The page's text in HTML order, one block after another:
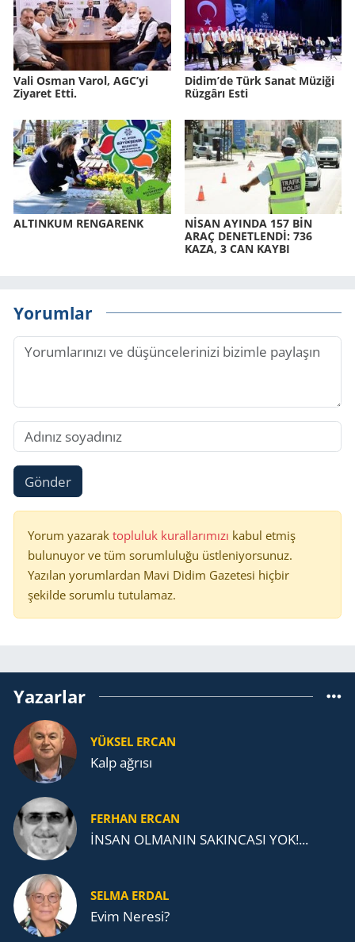
Vali Osman Varol, AGC’yi
Ziyaret Etti.
Didim’de Türk Sanat Mü­zi­ği
Rüz­gâ­rı Esti
AL­TIN­KUM REN­GA­RENK
NİSAN AYIN­DA 157 BİN
ARAÇ DE­NET­LENDİ: 736
KAZA, 3 CAN KAYBI
Yorumlar
Gönder
Yorum yazarak topluluk kurallarımızı kabul etmiş
bulunuyor ve tüm sorumluluğu üstleniyorsunuz.
Yazılan yorumlardan Mavi Didim Gazetesi hiçbir
şekilde sorumlu tutulamaz.
Yazarlar
YÜKSEL ERCAN
Kalp ağrısı
FERHAN ERCAN
İNSAN OLMANIN SAKINCASI YOK!...
SELMA ERDAL
Evim Neresi?